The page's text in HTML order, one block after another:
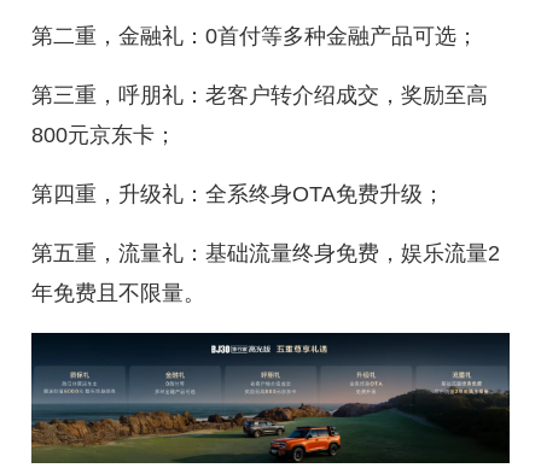
第二重，金融礼：0首付等多种金融产品可选；
第三重，呼朋礼：老客户转介绍成交，奖励至高
800元京东卡；
第四重，升级礼：全系终身OTA免费升级；
第五重，流量礼：基础流量终身免费，娱乐流量2
年免费且不限量。